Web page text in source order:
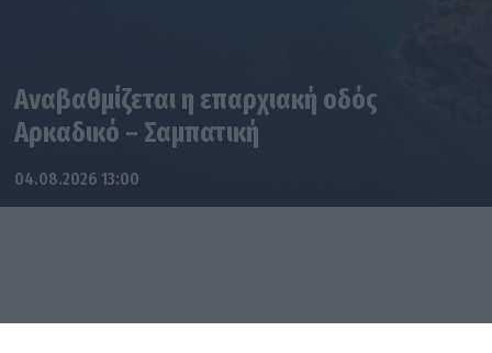
Αναβαθμίζεται η επαρχιακή οδός
Αρκαδικό – Σαμπατική
04.08.2026 13:00